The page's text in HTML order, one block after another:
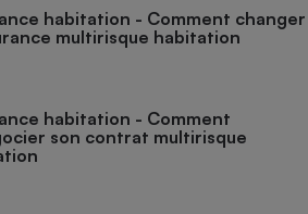
habitation - Comment changer
multirisque habitation
habitation - Comment
son contrat multirisque